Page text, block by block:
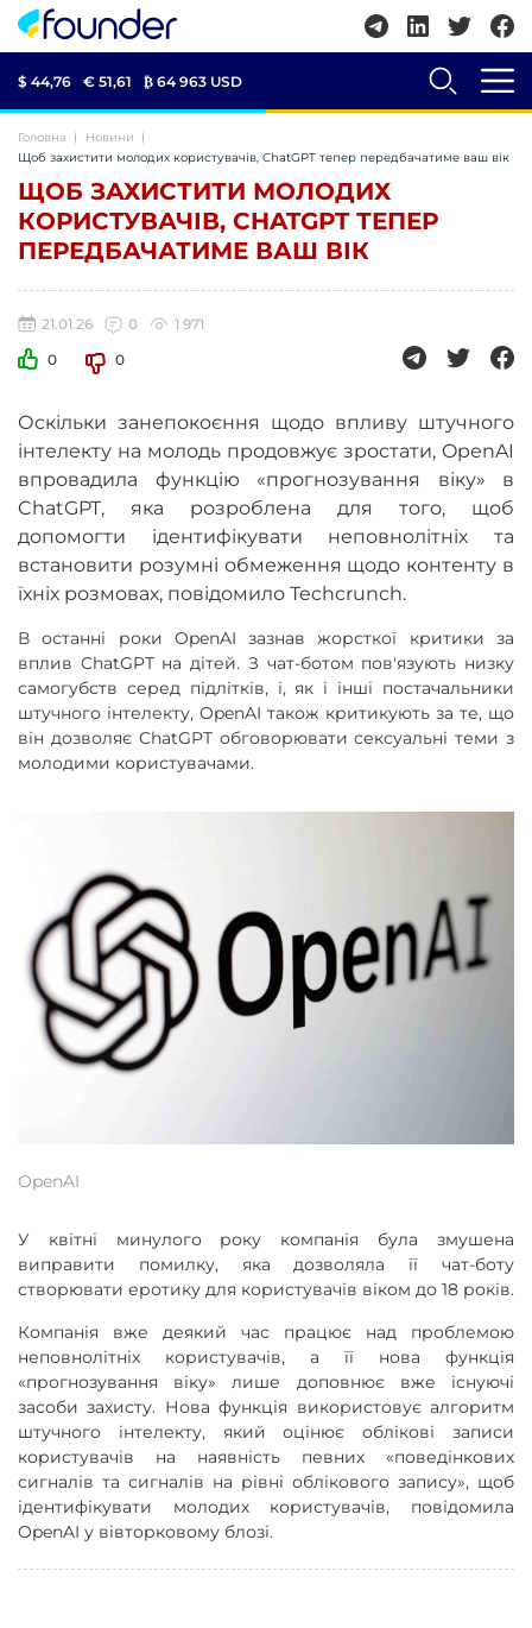
$ 44,76 € 51,61 ₿ 64 963 USD
Головна
Новини
Щоб захистити молодих користувачів, ChatGPT тепер передбачатиме ваш вік
ЩОБ ЗАХИСТИТИ МОЛОДИХ
КОРИСТУВАЧІВ, CHATGPT ТЕПЕР
ПЕРЕДБАЧАТИМЕ ВАШ ВІК
21.01.26 0
1 971
0
0
Оскільки занепокоєння щодо впливу штучного
інтелекту на молодь продовжує зростати, OpenAI
впровадила функцію «прогнозування віку» в
ChatGPT, яка розроблена для того, щоб
допомогти ідентифікувати неповнолітніх та
встановити розумні обмеження щодо контенту в
їхніх розмовах, повідомило Techcrunch.
В останні роки OpenAI зазнав жорсткої критики за
вплив ChatGPT на дітей. З чат-ботом пов'язують низку
самогубств серед підлітків, і, як і інші постачальники
штучного інтелекту, OpenAI також критикують за те, що
він дозволяє ChatGPT обговорювати сексуальні теми з
молодими користувачами.
OpenAI
У квітні минулого року компанія була змушена
виправити помилку, яка дозволяла її чат-боту
створювати еротику для користувачів віком до 18 років.
Компанія вже деякий час працює над проблемою
неповнолітніх користувачів, а її нова функція
«прогнозування віку» лише доповнює вже існуючі
засоби захисту. Нова функція використовує алгоритм
штучного інтелекту, який оцінює облікові записи
користувачів на наявність певних «поведінкових
сигналів та сигналів на рівні облікового запису», щоб
ідентифікувати молодих користувачів, повідомила
OpenAI у вівторковому блозі.